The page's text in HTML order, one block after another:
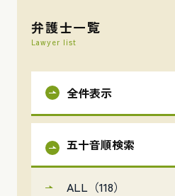
弁護士一覧
Lawyer list
全件表示
五十音順検索
ALL（118）